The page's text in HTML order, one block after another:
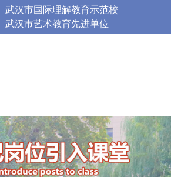
武汉市国际理解教育示范校
武汉市艺术教育先进单位